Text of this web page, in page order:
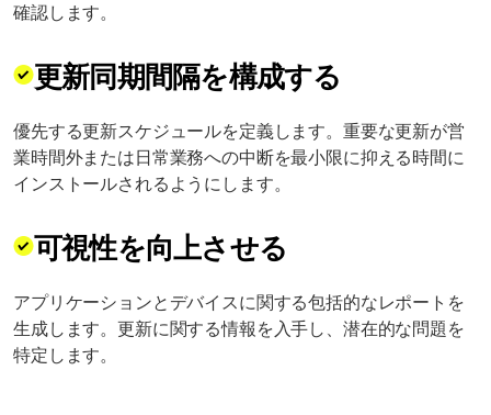
確認します。
更新同期間隔を構成する
優先する更新スケジュールを定義します。重要な更新が営
業時間外または日常業務への中断を最小限に抑える時間に
インストールされるようにします。
可視性を向上させる
アプリケーションとデバイスに関する包括的なレポートを
生成します。更新に関する情報を入手し、潜在的な問題を
特定します。